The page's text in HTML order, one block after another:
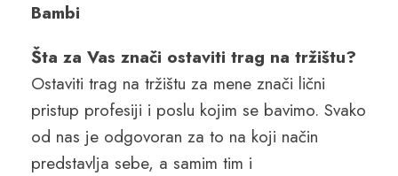
Bambi
Šta za Vas znači ostaviti trag na tržištu?
Ostaviti trag na tržištu za mene znači lični
pristup profesiji i poslu kojim se bavimo. Svako
od nas je odgovoran za to na koji način
predstavlja sebe, a samim tim i